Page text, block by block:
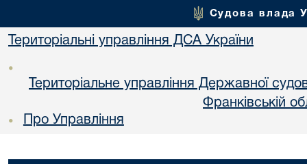
Судова влада
Територіальні управління ДСА України
•
Територіальне управління Державної
Франкiвській
• Про Управління